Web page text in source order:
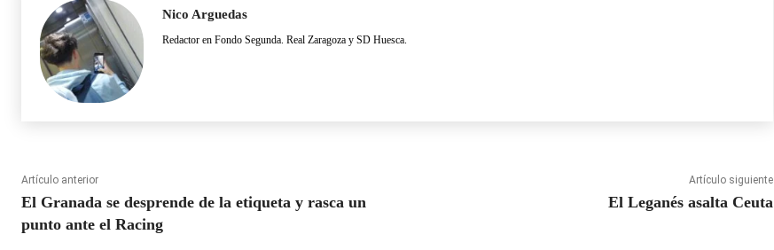
Nico Arguedas
Redactor en Fondo Segunda. Real Zaragoza y SD Huesca.
Artículo anterior
El Granada se desprende de la etiqueta y rasca un
punto ante el Racing
Artículo siguiente
El Leganés asalta Ceuta